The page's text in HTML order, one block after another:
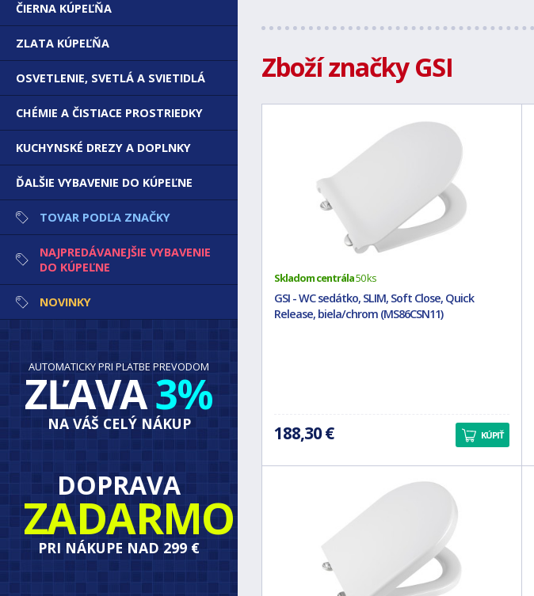
Zboží značky GSI
Skladom centrála50 ks
GSI - WC sedátko, SLIM, Soft Close, Quick
Release, biela/chrom (MS86CSN11)
188,30 € KÚPIŤ
ČIERNA KÚPEĽŇA
ZLATA KÚPEĽŇA
OSVETLENIE, SVETLÁ A SVIETIDLÁ
CHÉMIE A ČISTIACE PROSTRIEDKY
KUCHYNSKÉ DREZY A DOPLNKY
ĎALŠIE VYBAVENIE DO KÚPEĽNE
TOVAR PODĽA ZNAČKY
NAJPREDÁVANEJŠIE VYBAVENIE
DO KÚPEĽNE
NOVINKY
AUTOMATICKY PRI PLATBE PREVODOM
ZĽAVA3%
NA VÁŠ CELÝ NÁKUP
DOPRAVA
ZADARMO
PRI NÁKUPE NAD 299 €